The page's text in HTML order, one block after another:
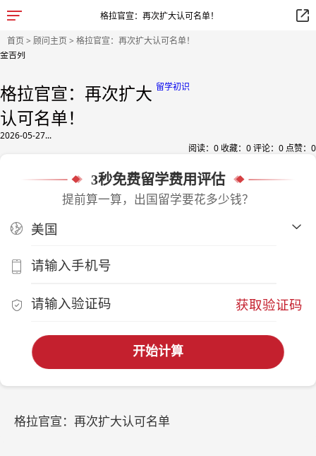
格拉官宣：再次扩大认可名单！
首页> 顾问主页> 格拉官宣：再次扩大认可名单！
金吉列
留学初识
格拉官宣：再次扩大
认可名单！
2026-05-27...
阅读： 0 收藏： 0评论： 0 点赞： 0
3秒免费留学费用评估
提前算一算，出国留学要花多少钱？
获取验证码
开始计算
格拉官宣：再次扩大认可名单